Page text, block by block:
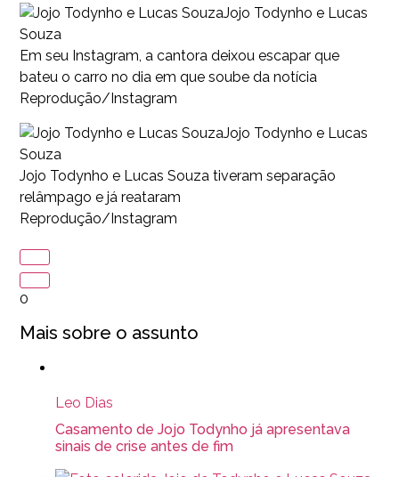
Jojo Todynho e Lucas
Souza
Em seu Instagram, a cantora deixou escapar que
bateu o carro no dia em que soube da notícia
Reprodução/Instagram
Jojo Todynho e Lucas
Souza
Jojo Todynho e Lucas Souza tiveram separação
relâmpago e já reataram
Reprodução/Instagram
0
Mais sobre o assunto
Leo Dias
Casamento de Jojo Todynho já apresentava
sinais de crise antes de fim